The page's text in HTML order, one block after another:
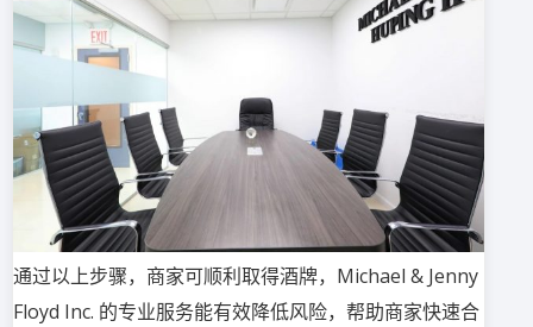
通过以上步骤，商家可顺利取得酒牌，Michael & Jenny
Floyd Inc. 的专业服务能有效降低风险，帮助商家快速合